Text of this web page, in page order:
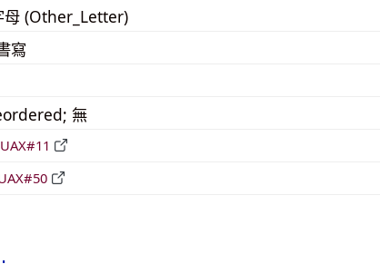
母 (Other_Letter)
寫
無
UAX#11